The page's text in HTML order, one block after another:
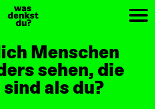
Menschen
sehen, die
als du?